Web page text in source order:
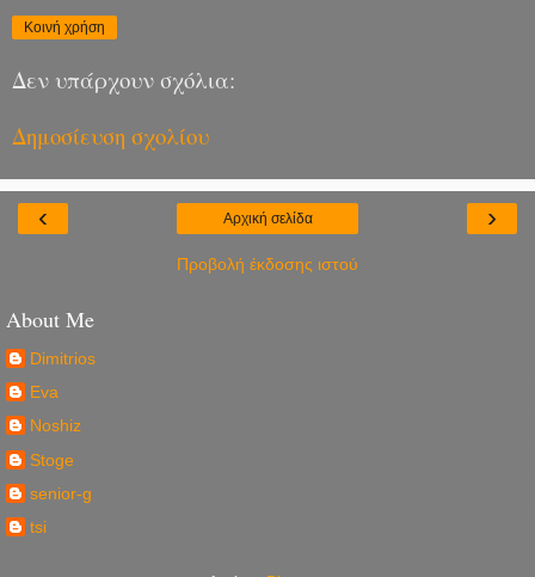
Κοινή χρήση
Δεν υπάρχουν σχόλια:
Δημοσίευση σχολίου
‹ ›
Αρχική σελίδα
Προβολή έκδοσης ιστού
About Me
Dimitrios
Eva
Noshiz
Stoge
senior-g
tsi